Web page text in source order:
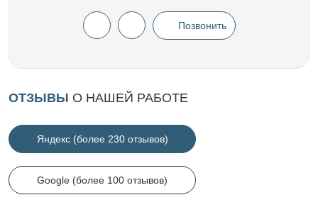
Позвонить
ОТЗЫВЫ О НАШЕЙ РАБОТЕ
Яндекс (более 230 отзывов)
Google (более 100 отзывов)